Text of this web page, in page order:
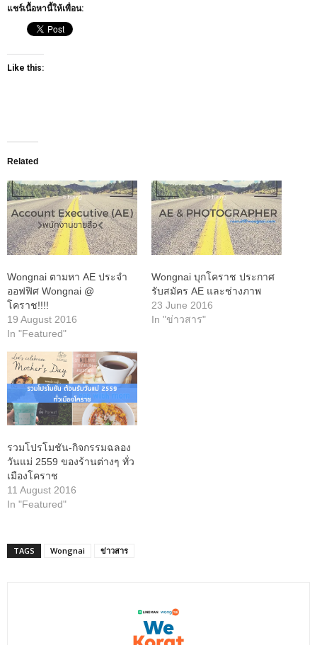
แชร์เนื้อหานี้ให้เพื่อน:
Like this:
Related
Wongnai ตามหา AE ประจำ
ออฟฟิศ Wongnai @
โคราช!!!!
19 August 2016
In "Featured"
Wongnai บุกโคราช ประกาศ
รับสมัคร AE และช่างภาพ
23 June 2016
In "ข่าวสาร"
รวมโปรโมชัน-กิจกรรมฉลอง
วันแม่ 2559 ของร้านต่างๆ ทั่ว
เมืองโคราช
11 August 2016
In "Featured"
TAGS Wongnai ข่าวสาร